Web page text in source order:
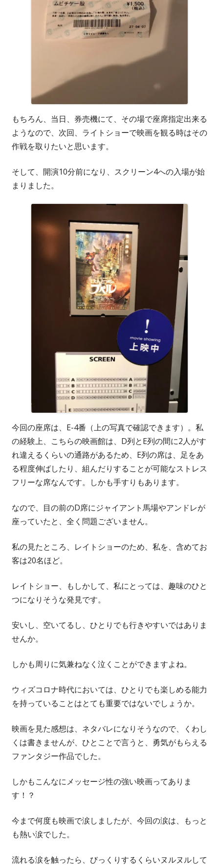
もちろん、当日、券売機にて、その場で座席指定出来る
ようなので、次回、ライトショーで映画を観る時はその
作戦を取りたいと思います。
そして、開演10分前になり、スクリーン4への入場が始
まりました。
今回の座席は、E-4番（上の写真で確認できます）。私
の経験上、こちらの映画館は、D列とE列の間に2人がす
れ違えるくらいの通路があるため、E列の席は、足をあ
る程度伸ばしたり、組んだりすることが可能なストレス
フリーな席なんです。しかも手すりもあります。
なので、目の前のD席にジャイアント馬場やアンドレが
座っていたと、全く問題ございません。
私の見たところ、レイトショーのため、私を、含めてお
客は20名ほど。
レイトショー、もしかして、私にとっては、趣味のひと
つになりそうな発見です。
安いし、空いてるし、ひとりでも行きやすいではありま
せんか。
しかも周りに気兼ねなく泣くことができますよね。
ウィズコロナ時代においては、ひとりでも楽しめる能力
を持っていることはとても重要ではないでしょうか。
映画を見た感想は、ネタバレになりそうなので、くわし
くは書きませんが、ひとことで言うと、勇気がもらえる
ファンタジー作品でした。
しかもこんなにメッセージ性の強い映画ってありま
す！？
今まで何度も映画で涙しましたが、今回の涙は、もっと
も熱い涙でした。
流れる涙を触ったら、びっくりするくらいヌルヌルして